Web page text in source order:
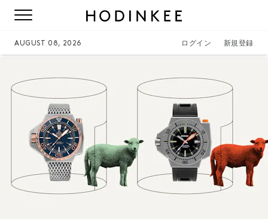
AUGUST 08, 2026 ログイン 新規登録